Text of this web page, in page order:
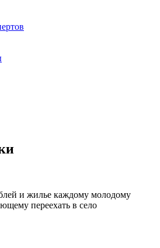
и жилье каждому молодому
переехать в село